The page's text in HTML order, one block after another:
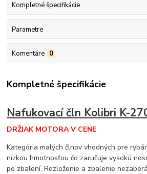
Kompletné špecifikácie
Parametre
Komentáre 0
Kompletné špecifikácie
Nafukovací čln Kolibri K-
DRŽIAK MOTORA V CENE
Kategória malých člnov vhodných pre
nízkou hmotnosťou čo zaručuje vysokú
po zbalení. Rozloženie a zbalenie